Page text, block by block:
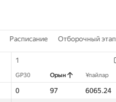
Расписание Отборочный этап
1
GP30 Орын Ұпайлар
0 97 6065.24